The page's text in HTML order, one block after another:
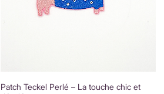
Patch Teckel Perlé – La touche chic et